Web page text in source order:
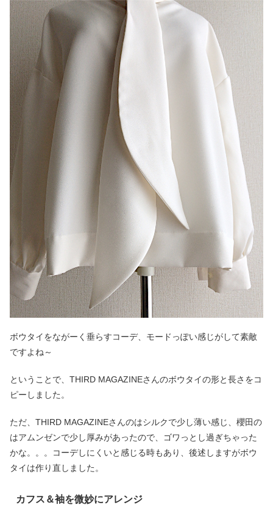
ボウタイをながーく垂らすコーデ、モードっぽい感じがして素敵
ですよね～
ということで、THIRD MAGAZINEさんのボウタイの形と長さをコ
ピーしました。
ただ、THIRD MAGAZINEさんのはシルクで少し薄い感じ、櫻田の
はアムンゼンで少し厚みがあったので、ゴワっとし過ぎちゃった
かな。。。コーデしにくいと感じる時もあり、後述しますがボウ
タイは作り直しました。
カフス＆袖を微妙にアレンジ